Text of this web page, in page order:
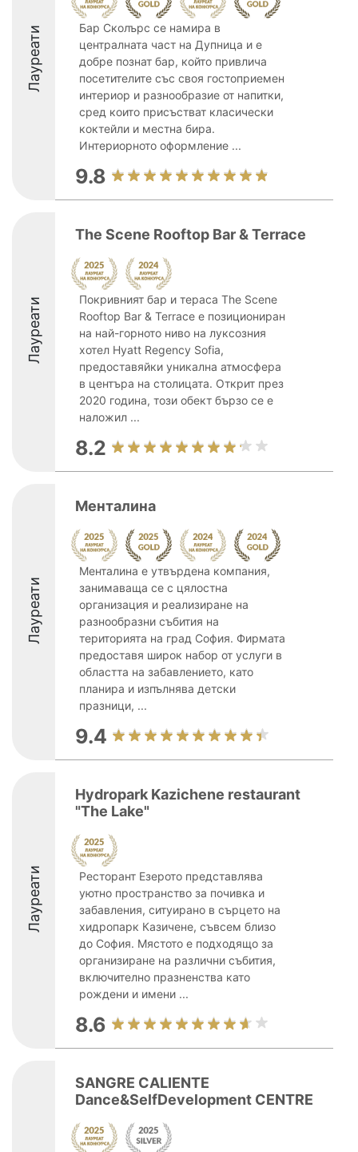
Лауреати
Бар Сколърс се намира в
централната част на Дупница и е
добре познат бар, който привлича
посетителите със своя гостоприемен
интериор и разнообразие от напитки,
сред които присъстват класически
коктейли и местна бира.
Интериорното оформление ...
9.8
Лауреати
The Scene Rooftop Bar & Terrace
Покривният бар и тераса The Scene
Rooftop Bar & Terrace е позициониран
на най-горното ниво на луксозния
хотел Hyatt Regency Sofia,
предоставяйки уникална атмосфера
в центъра на столицата. Открит през
2020 година, този обект бързо се е
наложил ...
8.2
Лауреати
Менталина
Менталина е утвърдена компания,
занимаваща се с цялостна
организация и реализиране на
разнообразни събития на
територията на град София. Фирмата
предоставя широк набор от услуги в
областта на забавлението, като
планира и изпълнява детски
празници, ...
9.4
Лауреати
Hydropark Kazichene restaurant
"The Lake"
Ресторант Езерото представлява
уютно пространство за почивка и
забавления, ситуирано в сърцето на
хидропарк Казичене, съвсем близо
до София. Мястото е подходящо за
организиране на различни събития,
включително празненства като
рождени и имени ...
8.6
SANGRE CALIENTE
Dance&SelfDevelopment CENTRE